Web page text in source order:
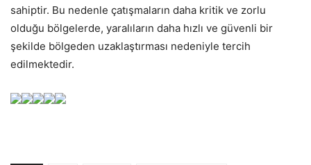
sahiptir. Bu nedenle çatışmaların daha kritik ve zorlu
olduğu bölgelerde, yaralıların daha hızlı ve güvenli bir
şekilde bölgeden uzaklaştırması nedeniyle tercih
edilmektedir.